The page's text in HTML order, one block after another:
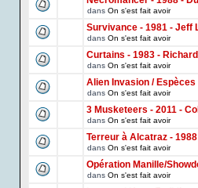
dans On s'est fait avoir
Survivance - 1981 - Jeff
dans On s'est fait avoir
Curtains - 1983 -
dans On s'est fait avoir
Alien Invasion /
dans On s'est fait avoir
3 Musketeers - 2011 -
dans On s'est fait avoir
Terreur à Alcatraz -
dans On s'est fait avoir
Opération Manille/
dans On s'est fait avoir